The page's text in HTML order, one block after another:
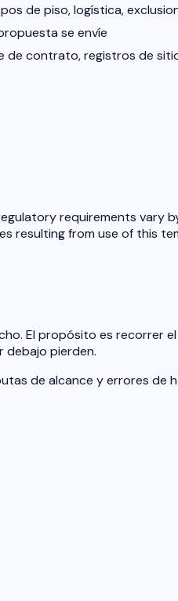
de piso, logística,
se envíe
de contrato, registros de
requirements vary
resulting from use of this
El propósito es
debajo pierden.
de alcance y errores de